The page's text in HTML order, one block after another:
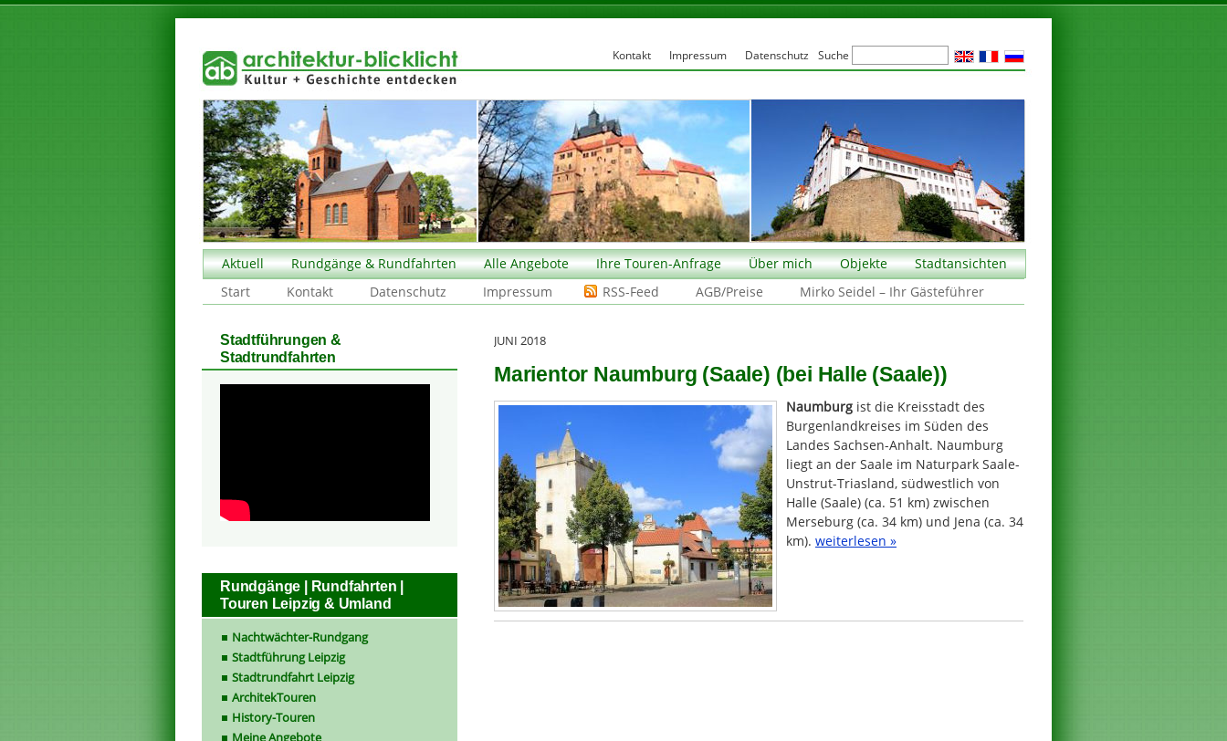
Aktuell Rundgänge & Rundfahrten Alle Angebote Ihre Touren-Anfrage Über mich Objekte
Stadtansichten
Start
Kontakt Datenschutz Impressum RSS-Feed AGB/Preise Mirko Seidel – Ihr Gästeführer
JUNI 2018
Marientor Naumburg (Saale) (bei Halle (Saale))
Naumburg ist die Kreisstadt des
Burgenlandkreises im Süden des
Landes Sachsen-Anhalt. Naumburg
liegt an der Saale im Naturpark Saale-
Unstrut-Triasland, südwestlich von
Halle (Saale) (ca. 51 km) zwischen
Merseburg (ca. 34 km) und Jena (ca. 34
km). weiterlesen »
Stadtführungen &
Stadtrundfahrten
Rundgänge | Rundfahrten |
Touren Leipzig & Umland
Nachtwächter-Rundgang
Stadtführung Leipzig
Stadtrundfahrt Leipzig
ArchitekTouren
History-Touren
Meine Angebote
Kontakt Impressum Datenschutz Suche